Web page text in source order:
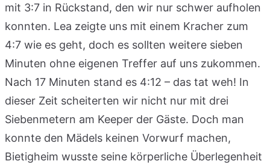
mit 3:7 in Rückstand, den wir nur schwer aufholen
konnten. Lea zeigte uns mit einem Kracher zum
4:7 wie es geht, doch es sollten weitere sieben
Minuten ohne eigenen Treffer auf uns zukommen.
Nach 17 Minuten stand es 4:12 – das tat weh! In
dieser Zeit scheiterten wir nicht nur mit drei
Siebenmetern am Keeper der Gäste. Doch man
konnte den Mädels keinen Vorwurf machen,
Bietigheim wusste seine körperliche Überlegenheit